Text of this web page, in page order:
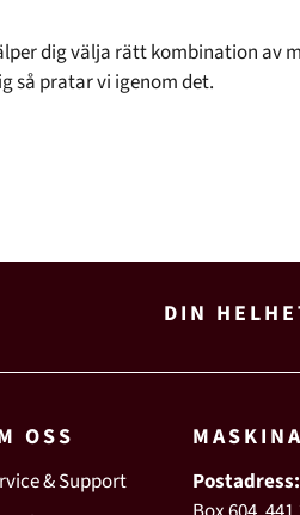
dig välja rätt kombination av
så pratar vi igenom det.
DIN
OSS
& Support
Postadress: